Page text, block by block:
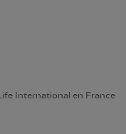
International en France